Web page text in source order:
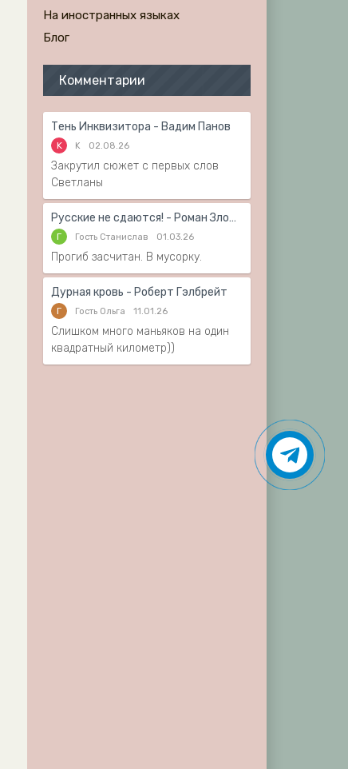
На иностранных языках
Блог
Комментарии
Тень Инквизитора - Вадим Панов
K K 02.08.26
Закрутил сюжет с первых слов
Светланы
Русские не сдаются! - Роман Злотников
Г Гость Станислав 01.03.26
Прогиб засчитан. В мусорку.
Дурная кровь - Роберт Гэлбрейт
Г Гость Ольга 11.01.26
Слишком много маньяков на один
квадратный километр))